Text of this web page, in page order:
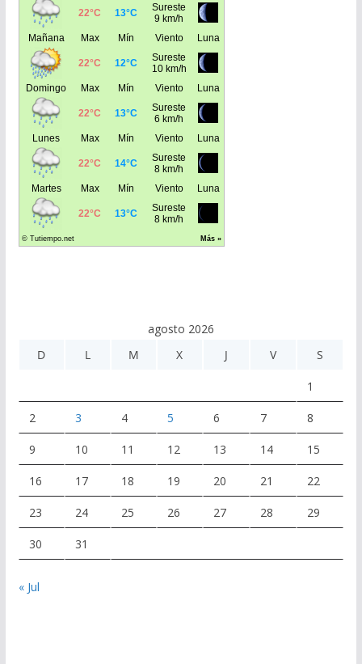
agosto 2026
D
L M X J V S
1
2 3 4 5 6 7 8
9 10 11 12 13 14 15
16 17 18 19 20 21 22
23 24 25 26 27 28 29
30 31
« Jul